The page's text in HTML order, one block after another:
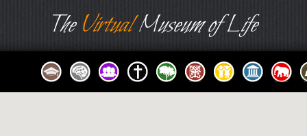
TheVirtualMuseum of Life